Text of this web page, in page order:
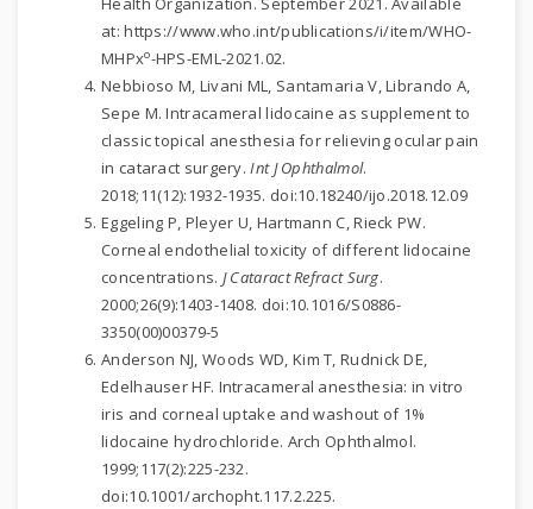
at: https://www.who.int/publications/i/item/WHO-
MHPxo-HPS-EML-2021.02.
Nebbioso M, Livani ML, Santamaria V, Librando A,
Sepe M. Intracameral lidocaine as supplement to
classic topical anesthesia for relieving ocular pain
in cataract surgery.Int J Ophthalmol.
2018;11(12):1932-1935. doi:10.18240/ijo.2018.12.09
Eggeling P, Pleyer U, Hartmann C, Rieck PW.
Corneal endothelial toxicity of different lidocaine
concentrations. J Cataract Refract Surg.
2000;26(9):1403-1408. doi:10.1016/S0886-
3350(00)00379-5
Anderson NJ, Woods WD, Kim T, Rudnick DE,
Edelhauser HF. Intracameral anesthesia: in vitro
iris and corneal uptake and washout of 1%
lidocaine hydrochloride. Arch Ophthalmol.
1999;117(2):225-232.
doi:10.1001/archopht.117.2.225.